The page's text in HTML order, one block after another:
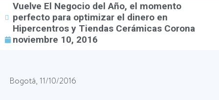
Vuelve El Negocio del Año, el momento
perfecto para optimizar el dinero en
Hipercentros y Tiendas Cerámicas Corona
noviembre 10, 2016
Bogotá, 11/10/2016